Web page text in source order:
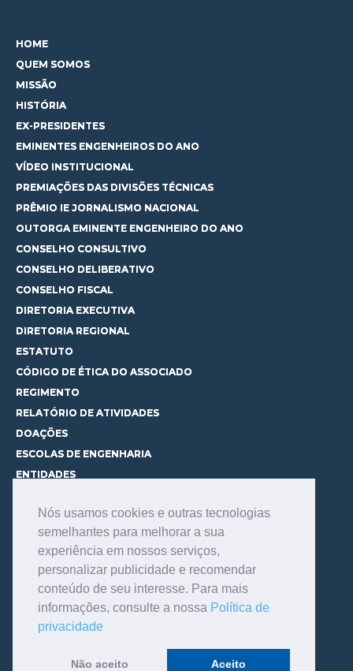
Nós usamos cookies e outras tecnologias
semelhantes para melhorar a sua
experiência em nossos serviços,
personalizar publicidade e recomendar
conteúdo de seu interesse. Para mais
informações, consulte a nossa Política de
privacidade
Não aceito Aceito
HOME
QUEM SOMOS
MISSÃO
HISTÓRIA
EX-PRESIDENTES
EMINENTES ENGENHEIROS DO ANO
VÍDEO INSTITUCIONAL
PREMIAÇÕES DAS DIVISÕES TÉCNICAS
PRÊMIO IE JORNALISMO NACIONAL
OUTORGA EMINENTE ENGENHEIRO DO ANO
CONSELHO CONSULTIVO
CONSELHO DELIBERATIVO
CONSELHO FISCAL
DIRETORIA EXECUTIVA
DIRETORIA REGIONAL
ESTATUTO
CÓDIGO DE ÉTICA DO ASSOCIADO
REGIMENTO
RELATÓRIO DE ATIVIDADES
DOAÇÕES
ESCOLAS DE ENGENHARIA
ENTIDADES
CURSOS
CONHEÇA OS CURSOS
CENTRAL DE MENTORIA
CONTATO
BIBLIOTECA
INFORMAÇÕES GERAIS